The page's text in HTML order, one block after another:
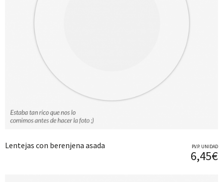
Lentejas con berenjena asada P.V.P. UNIDAD
6,45€